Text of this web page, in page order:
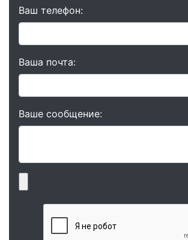
Ваш телефон:
Ваша почта:
Ваше сообщение: